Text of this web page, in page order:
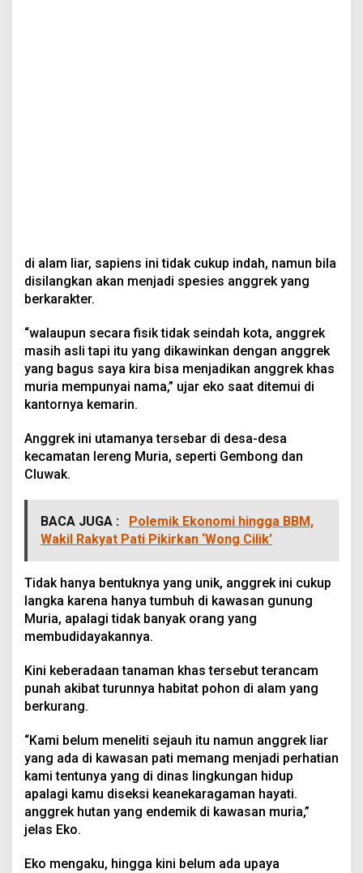
di alam liar, sapiens ini tidak cukup indah, namun bila
disilangkan akan menjadi spesies anggrek yang
berkarakter.
“walaupun secara fisik tidak seindah kota, anggrek
masih asli tapi itu yang dikawinkan dengan anggrek
yang bagus saya kira bisa menjadikan anggrek khas
muria mempunyai nama,” ujar eko saat ditemui di
kantornya kemarin.
Anggrek ini utamanya tersebar di desa-desa
kecamatan lereng Muria, seperti Gembong dan
Cluwak.
BACA JUGA :
Polemik Ekonomi hingga BBM,
Wakil Rakyat Pati Pikirkan ‘Wong Cilik’
Tidak hanya bentuknya yang unik, anggrek ini cukup
langka karena hanya tumbuh di kawasan gunung
Muria, apalagi tidak banyak orang yang
membudidayakannya.
Kini keberadaan tanaman khas tersebut terancam
punah akibat turunnya habitat pohon di alam yang
berkurang.
“Kami belum meneliti sejauh itu namun anggrek liar
yang ada di kawasan pati memang menjadi perhatian
kami tentunya yang di dinas lingkungan hidup
apalagi kamu diseksi keanekaragaman hayati.
anggrek hutan yang endemik di kawasan muria,”
jelas Eko.
Eko mengaku, hingga kini belum ada upaya